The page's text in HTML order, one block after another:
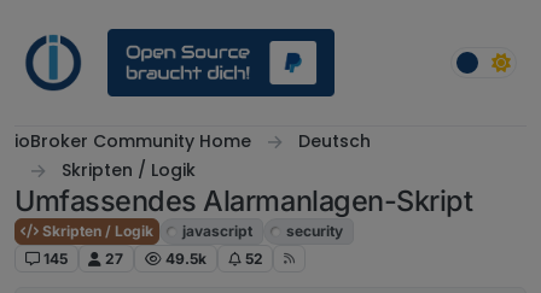
ioBroker Community Home
Deutsch
Skripten / Logik
Umfassendes Alarmanlagen-Skript
Skripten / Logik javascript
security
145
27 49.5k 52